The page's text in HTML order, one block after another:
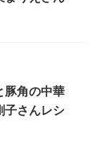
豚角の中華
子さんレシ